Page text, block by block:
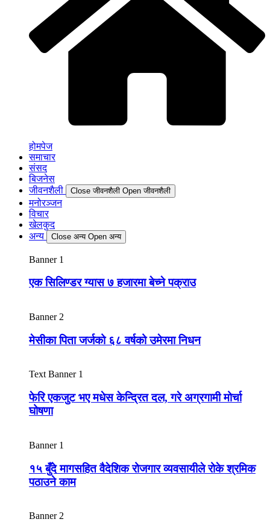
होमपेज
समाचार
संसद
बिजनेस
जीवनशैली
Close जीवनशैली Open जीवनशैली
मनोरञ्जन
विचार
खेलकुद
अन्य
Close अन्य Open अन्य
Banner 1
एक सिलिण्डर ग्यास ७ हजारमा बेच्ने पक्राउ
Banner 2
मेसीका पिता जर्जको ६८ वर्षको उमेरमा निधन
Text Banner 1
फेरि एकजुट भए मधेस केन्द्रित दल, गरे अग्रगामी मोर्चा
घोषणा
Banner 1
१५ बुँदे मागसहित वैदेशिक रोजगार व्यवसायीले रोके श्रमिक
पठाउने काम
Banner 2